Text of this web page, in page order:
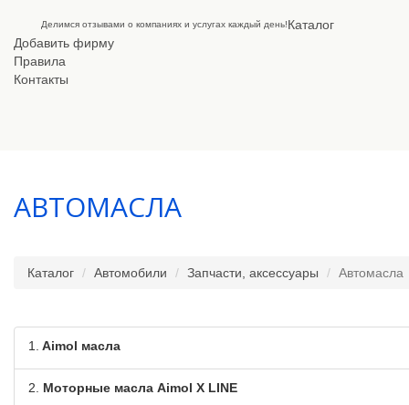
Делимся отзывами о компаниях и услугах каждый день!Каталог
Добавить фирму
Правила
Контакты
АВТОМАСЛА
Каталог Автомобили Запчасти, аксессуары Автомасла
1. Aimol масла
2. Моторные масла Aimol X LINE